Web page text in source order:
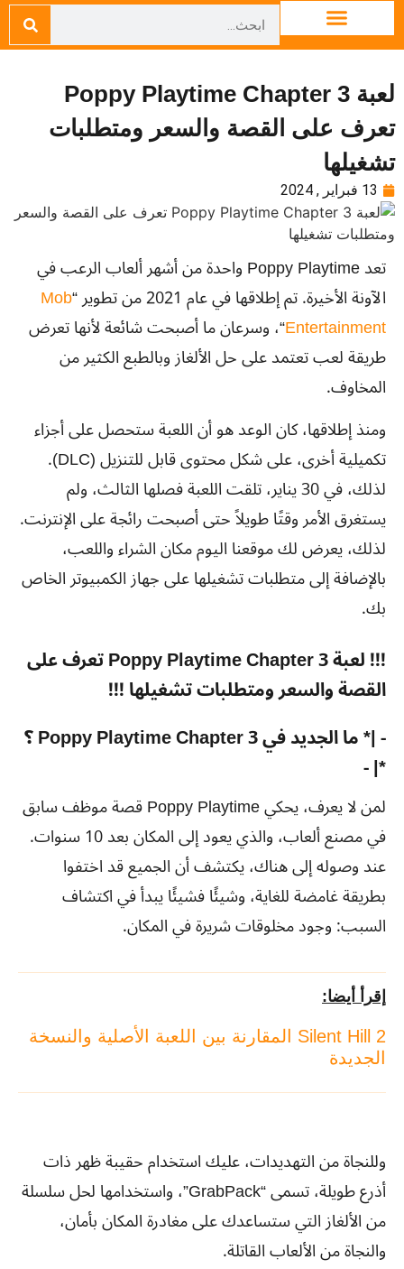
لعبة Poppy Playtime Chapter 3
تعرف على القصة والسعر ومتطلبات
تشغيلها
13 فبراير , 2024
تعد Poppy Playtime واحدة من أشهر ألعاب الرعب في
الآونة الأخيرة. تم إطلاقها في عام 2021 من تطوير “
Mob
Entertainment“، وسرعان ما أصبحت شائعة لأنها تعرض
طريقة لعب تعتمد على حل الألغاز وبالطبع الكثير من
المخاوف.
ومنذ إطلاقها، كان الوعد هو أن اللعبة ستحصل على أجزاء
تكميلية أخرى، على شكل محتوى قابل للتنزيل (DLC).
لذلك، في 30 يناير، تلقت اللعبة فصلها الثالث، ولم
يستغرق الأمر وقتًا طويلاً حتى أصبحت رائجة على الإنترنت.
لذلك، يعرض لك موقعنا اليوم مكان الشراء واللعب،
بالإضافة إلى متطلبات تشغيلها على جهاز الكمبيوتر الخاص
بك.
!!! لعبة Poppy Playtime Chapter 3 تعرف على
القصة والسعر ومتطلبات تشغيلها !!!
- |* ما الجديد في Poppy Playtime Chapter 3 ؟
*| -
لمن لا يعرف، يحكي Poppy Playtime قصة موظف سابق
في مصنع ألعاب، والذي يعود إلى المكان بعد 10 سنوات.
عند وصوله إلى هناك، يكتشف أن الجميع قد اختفوا
بطريقة غامضة للغاية، وشيئًا فشيئًا يبدأ في اكتشاف
السبب: وجود مخلوقات شريرة في المكان.
إقرأ أيضا:
Silent Hill 2 المقارنة بين اللعبة الأصلية والنسخة
الجديدة
وللنجاة من التهديدات، عليك استخدام حقيبة ظهر ذات
أذرع طويلة، تسمى “GrabPack”، واستخدامها لحل سلسلة
من الألغاز التي ستساعدك على مغادرة المكان بأمان،
والنجاة من الألعاب القاتلة.